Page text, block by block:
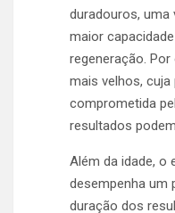
duradouros, uma
maior
regeneração.
mais velhos,
comprometida
resultados
Além da idade, o
desempenha um
duração dos